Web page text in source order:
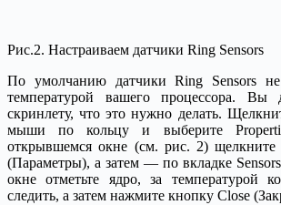
Рис.2. Настраиваем датчики Ring Sensors
По умолчанию датчики Ring Sensors не
температурой вашего процессора. Вы
скринлету, что это нужно делать.
мыши по кольцу и выберите
открывшемся окне (см. рис. 2) щелкните
(Параметры), а затем — по вкладке
окне отметьте ядро, за температурой
следить, а затем нажмите кнопку Close